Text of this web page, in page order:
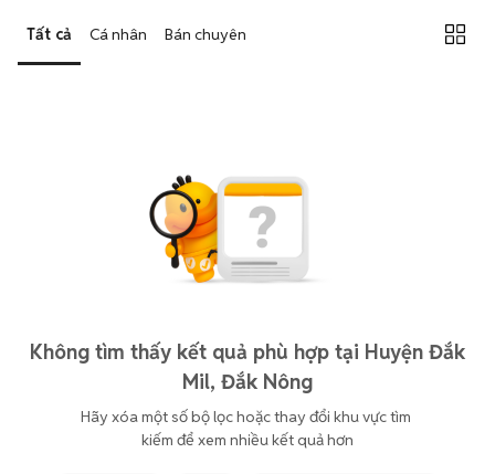
Tất cả Cá nhân Bán chuyên
Không tìm thấy kết quả phù hợp tại Huyện Đắk
Mil, Đắk Nông
Hãy xóa một số bộ lọc hoặc thay đổi khu vực tìm
kiếm để xem nhiều kết quả hơn